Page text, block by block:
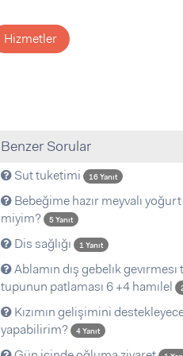
Hizmetler
Benzer Sorular
Sut tuketimi 16 Yanıt
Bebeğime hazır meyvalı
miyim?
5 Yanıt
Dis sağlığı 1 Yanıt
Ablamın dış gebelık gevırmesı
tupunun patlaması 6 +4 hamılel
Kızımın gelişimini
yapabilirim?
4 Yanıt